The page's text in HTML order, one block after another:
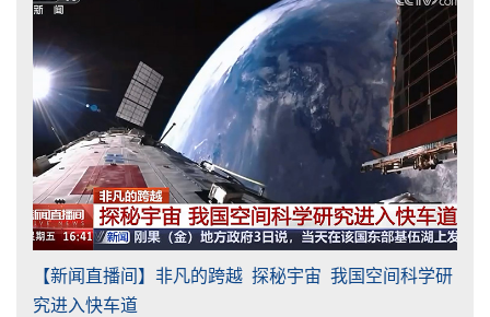
【新闻直播间】非凡的跨越 探秘宇宙 我国空间科学研
究进入快车道